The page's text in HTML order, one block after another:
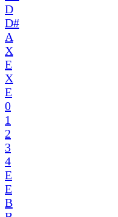
D
D#
A
X
E
X
E
0
1
2
3
4
E
E
B